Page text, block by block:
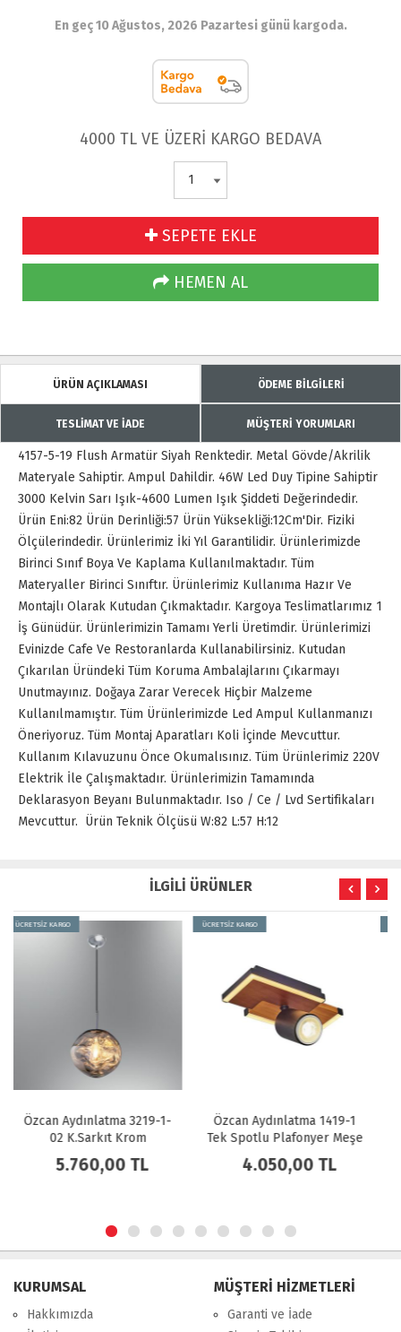
En geç 10 Ağustos, 2026 Pazartesi günü kargoda.
4000 TL VE ÜZERİ KARGO BEDAVA
SEPETE EKLE
HEMEN AL
ÜRÜN AÇIKLAMASI ÖDEME BİLGİLERİ
TESLİMAT VE İADE MÜŞTERİ YORUMLARI
4157-5-19 Flush Armatür Siyah Renktedir. Metal Gövde/Akrilik
Materyale Sahiptir. Ampul Dahildir. 46W Led Duy Tipine Sahiptir
3000 Kelvin Sarı Işık-4600 Lumen Işık Şiddeti Değerindedir.
Ürün Eni:82 Ürün Derinliği:57 Ürün Yüksekliği:12Cm'Dir. Fiziki
Ölçülerindedir. Ürünlerimiz İki Yıl Garantilidir. Ürünlerimizde
Birinci Sınıf Boya Ve Kaplama Kullanılmaktadır. Tüm
Materyaller Birinci Sınıftır. Ürünlerimiz Kullanıma Hazır Ve
Montajlı Olarak Kutudan Çıkmaktadır. Kargoya Teslimatlarımız 1
İş Günüdür. Ürünlerimizin Tamamı Yerli Üretimdir. Ürünlerimizi
Evinizde Cafe Ve Restoranlarda Kullanabilirsiniz. Kutudan
Çıkarılan Üründeki Tüm Koruma Ambalajlarını Çıkarmayı
Unutmayınız. Doğaya Zarar Verecek Hiçbir Malzeme
Kullanılmamıştır. Tüm Ürünlerimizde Led Ampul Kullanmanızı
Öneriyoruz. Tüm Montaj Aparatları Koli İçinde Mevcuttur.
Kullanım Kılavuzunu Önce Okumalısınız. Tüm Ürünlerimiz 220V
Elektrik İle Çalışmaktadır. Ürünlerimizin Tamamında
Deklarasyon Beyanı Bulunmaktadır. Iso / Ce / Lvd Sertifikaları
Mevcuttur. Ürün Teknik Ölçüsü W:82 L:57 H:12
İLGİLİ ÜRÜNLER
ÜCRETSİZ KARGO
Özcan Aydınlatma 1419-1
Tek Spotlu Plafonyer Meşe
4.050,00 TL
ÜCRETSİZ KARGO
Özcan Aydınlatma 3219-2-
03 K.Sarkıt Sarı
8.730,00 TL
KURUMSAL
Hakkımızda
MÜŞTERİ HİZMETLERİ
Garanti ve İade